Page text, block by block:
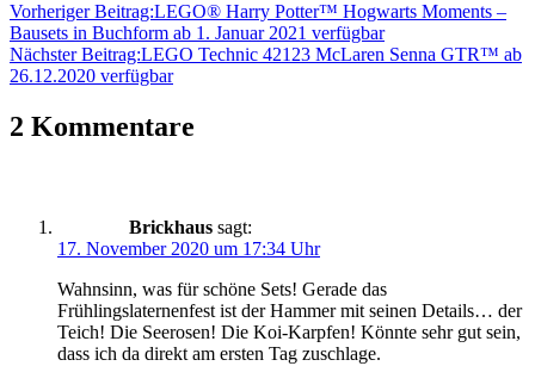
Vorheriger Beitrag:LEGO® Harry Potter™ Hogwarts Moments –
Bausets in Buchform ab 1. Januar 2021 verfügbar
Nächster Beitrag:LEGO Technic 42123 McLaren Senna GTR™ ab
26.12.2020 verfügbar
2 Kommentare
Brickhaus sagt:
17. November 2020 um 17:34 Uhr
Wahnsinn, was für schöne Sets! Gerade das
Frühlingslaternenfest ist der Hammer mit seinen Details… der
Teich! Die Seerosen! Die Koi-Karpfen! Könnte sehr gut sein,
dass ich da direkt am ersten Tag zuschlage.